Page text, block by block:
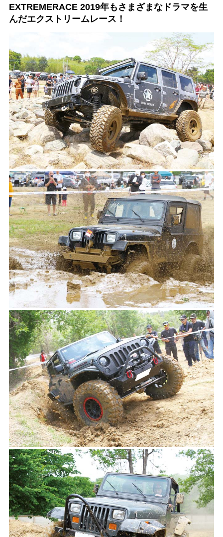
EXTREMERACE 2019年もさまざまなドラマを生
んだエクストリームレース！